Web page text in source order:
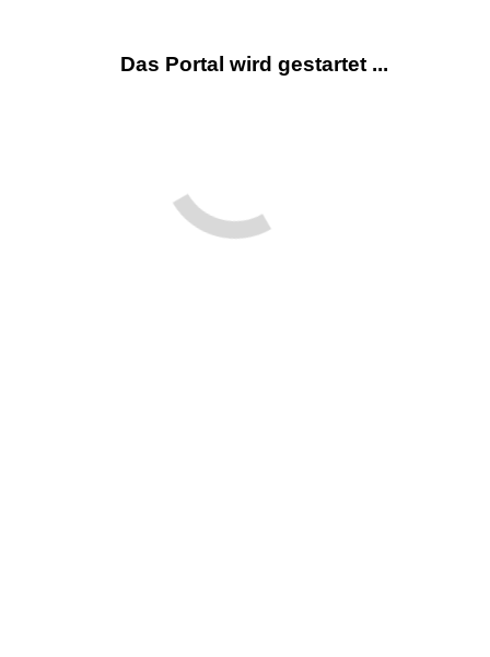
Das Portal wird gestartet ...